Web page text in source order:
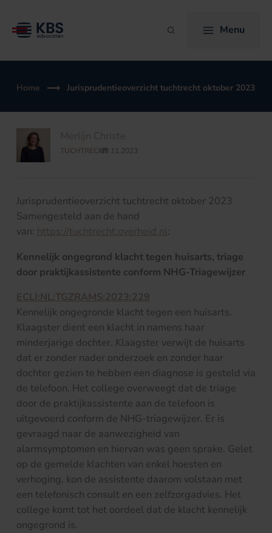
naar
Zoeken Menu
Home Jurisprudentieoverzicht tuchtrecht oktober 2023
Merlijn Christe
TUCHTRECHT
/
09.11.2023
Jurisprudentieoverzicht tuchtrecht oktober 2023
Samengesteld aan de hand
van: https://tuchtrecht.overheid.nl:
Kennelijk ongegrond klacht tegen huisarts, triage
door praktijkassistente conform NHG-Triagewijzer
ECLI:NL:TGZRAMS:2023:229
Kennelijk ongegronde klacht tegen een huisarts.
Klaagster dient een klacht in namens haar
minderjarige dochter. Klaagster verwijt de huisarts
dat er zonder nader onderzoek en zonder haar
dochter gezien te hebben een diagnose is gesteld via
de telefoon. Het college overweegt dat de triage
door de praktijkassistente aan de telefoon is
uitgevoerd conform de NHG-triagewijzer. Er is
gevraagd naar de aanwezigheid van
alarmsymptomen en hiervan was geen sprake. Gelet
op de gemelde klachten van enkel hoesten en
verhoging, kon de assistente daarom volstaan met
een telefonisch consult en een zelfzorgadvies. Het
college komt tot het oordeel dat de klacht kennelijk
ongegrond is.